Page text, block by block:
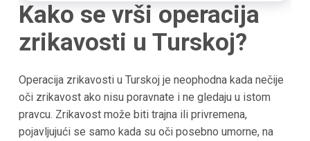
Kako se vrši operacija
zrikavosti u Turskoj?
Operacija zrikavosti u Turskoj je neophodna kada nečije
oči zrikavost ako nisu poravnate i ne gledaju u istom
pravcu. Zrikavost može biti trajna ili privremena,
pojavljujući se samo kada su oči posebno umorne, na